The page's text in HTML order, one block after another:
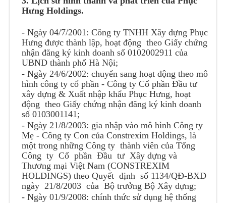
Hưng Holdings.
- Ngày 04/7/2001: Công ty TNHH Xây dựng Phục
Hưng được thành lập, hoạt động theo Giấy chứng
nhận đăng ký kinh doanh số 0102002911 của
UBND thành phố Hà Nội;
- Ngày 24/6/2002: chuyển sang hoạt động theo mô
hình công ty cổ phần - Công ty Cổ phần Đầu tư
xây dựng & Xuất nhập khẩu Phục Hưng, hoạt
động theo Giấy chứng nhận đăng ký kinh doanh
số 0103001141;
- Ngày 21/8/2003: gia nhập vào mô hình Công ty
Mẹ - Công ty Con của Constrexim Holdings, là
một trong những Công ty thành viên của Tổng
Công ty Cổ phần Đầu tư Xây dựng và
Thương mại Việt Nam (CONSTREXIM
HOLDINGS) theo Quyết định số 1134/QĐ-BXD
ngày 21/8/2003 của Bộ trưởng Bộ Xây dựng;
- Ngày 01/9/2008: chính thức sử dụng hệ thống